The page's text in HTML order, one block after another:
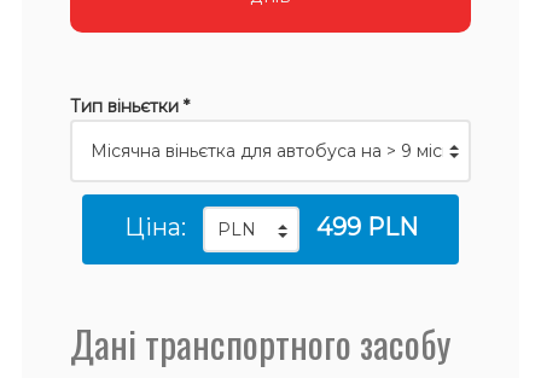
Тип віньєтки *
Ціна: 499 PLN
Дані транспортного засобу